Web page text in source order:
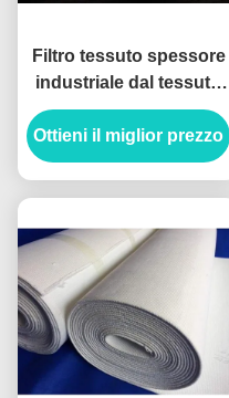
Filtro tessuto spessore
industriale dal tessuto
4-8mm dello scorrevole
dell'aria di Aramid del
poliestere
Ottieni il miglior prezzo